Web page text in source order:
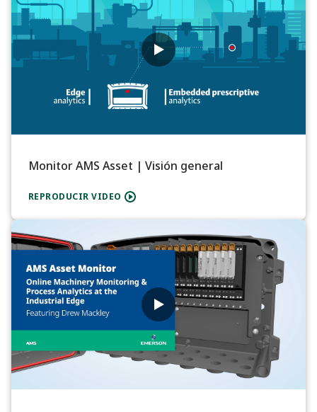
Monitor AMS Asset | Visión general
REPRODUCIR VIDEO